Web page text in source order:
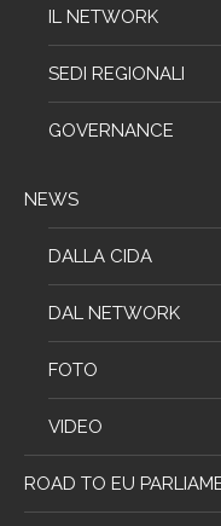
IL NETWORK
SEDI REGIONALI
GOVERNANCE
NEWS
DALLA CIDA
DAL NETWORK
FOTO
VIDEO
ROAD TO EU